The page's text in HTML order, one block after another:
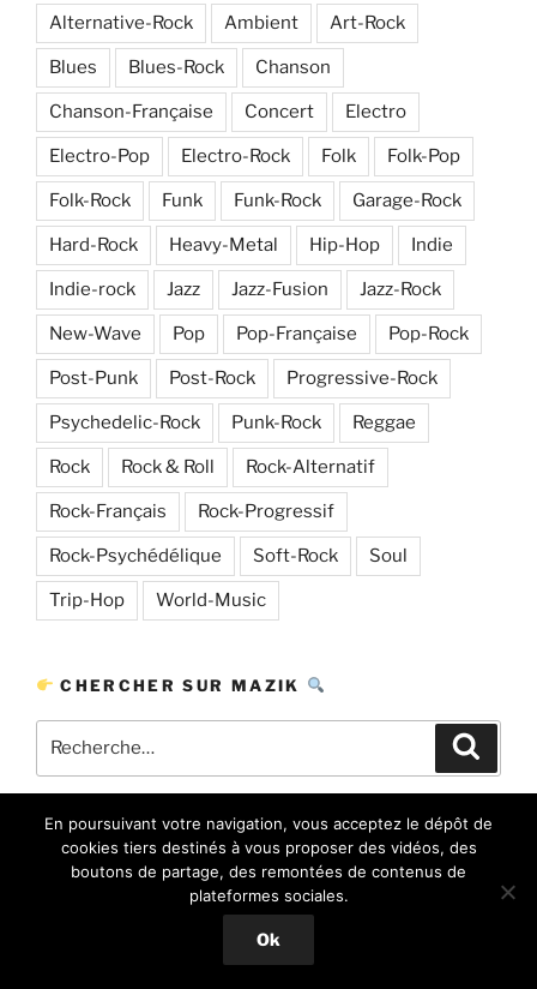
Alternative-Rock Ambient Art-Rock
Blues Blues-Rock Chanson
Chanson-Française Concert Electro
Electro-Pop Electro-Rock Folk Folk-Pop
Folk-Rock Funk Funk-Rock Garage-Rock
Hard-Rock Heavy-Metal Hip-Hop Indie
Indie-rock Jazz Jazz-Fusion Jazz-Rock
New-Wave Pop Pop-Française Pop-Rock
Post-Punk Post-Rock Progressive-Rock
Psychedelic-Rock Punk-Rock Reggae
Rock Rock & Roll Rock-Alternatif
Rock-Français Rock-Progressif
Rock-Psychédélique Soft-Rock Soul
Trip-Hop World-Music
CHERCHER SUR MAZIK
pour
:
DEVENEZ AUTEUR SUR MAZIK ✍
Vous aimez parler de musique et souhaiteriez
contribuer à ce blog en rejoignant notre équipe de
rédactrices/rédacteurs bénévoles ?
En poursuivant votre navigation, vous acceptez le dépôt de
cookies tiers destinés à vous proposer des vidéos, des
boutons de partage, des remontées de contenus de
plateformes sociales.
Ok